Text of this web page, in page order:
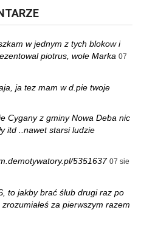
w jednym z tych blokow i
piotrus, wole Marka 07
ja tez mam w d.pie twoje
Cygany z gminy Nowa Deba nic
itd ..nawet starsi ludzie
5351637 07 sie
to jakby brać ślub drugi raz po
za pierwszym razem